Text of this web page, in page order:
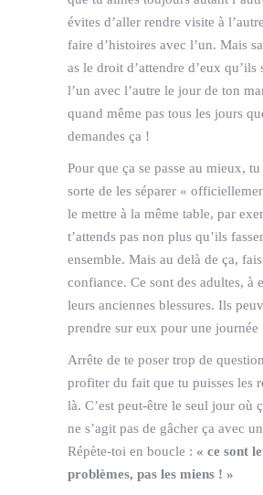
évites d’aller rendre visite à
faire d’histoires avec l’un. Mais
as le droit d’attendre d’eux qu’ils
l’un avec l’autre le jour de ton
quand même pas tous les jours
demandes ça !
Pour que ça se passe au mieux,
sorte de les séparer «
le mettre à la même table, par
t’attends pas non plus qu’ils
ensemble. Mais au delà de ça,
confiance. Ce sont des adultes, à
leurs anciennes blessures. Ils
prendre sur eux pour une journée
Arrête de te poser trop de
profiter du fait que tu puisses les
là. C’est peut-être le seul jour où
ne s’agit pas de gâcher ça avec
Répète-toi en boucle : « ce sont
problèmes, pas les miens ! »